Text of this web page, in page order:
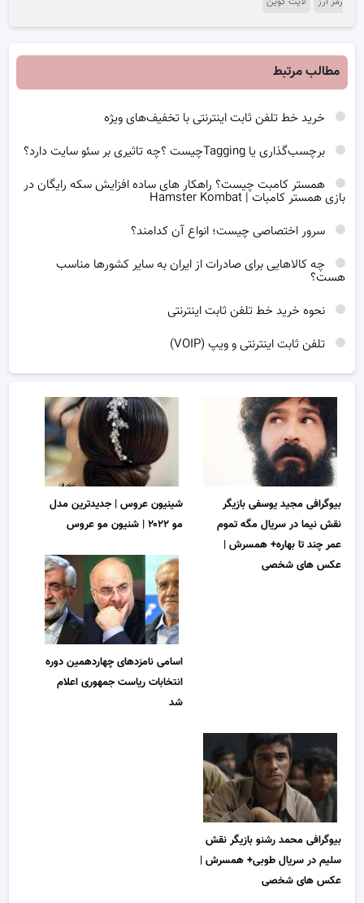
مطالب مرتبط
خرید خط تلفن ثابت اینترنتی با تخفیف‌های ویژه
برچسب‌گذاری یا Taggingچیست ؟چه تاثیری بر سئو سایت دارد؟
همستر کامبت چیست؟ راهکار های ساده افزایش سکه رایگان در
بازی همستر کامبات | Hamster Kombat
سرور اختصاصی چیست؛ انواع آن کدامند؟
چه کالاهایی برای صادرات از ایران به سایر کشورها مناسب
هست؟
نحوه خرید خط تلفن ثابت اینترنتی
تلفن ثابت اینترنتی و ویپ (VOIP)
بیوگرافی مجید یوسفی بازیگر
نقش نیما در سریال مگه تموم
عمر چند تا بهاره+ همسرش |
عکس های شخصی
شینیون عروس | جدیدترین مدل
مو ۲۰۲۲ | شنیون مو عروس
اسامی نامزدهای چهاردهمین دوره
انتخابات ریاست جمهوری اعلام
شد
بیوگرافی محمد رشنو بازیگر نقش
سلیم در سریال طوبی+ همسرش |
عکس های شخصی